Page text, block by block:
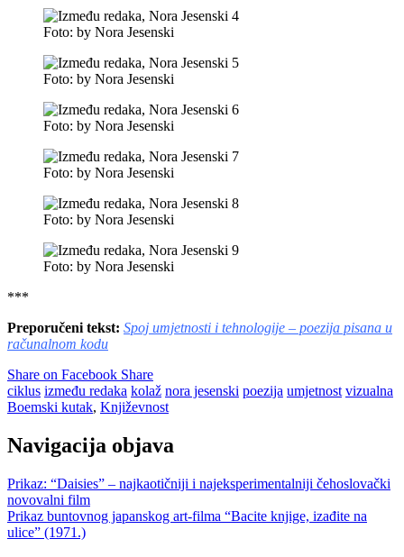
Foto: by Nora Jesenski
Foto: by Nora Jesenski
Foto: by Nora Jesenski
Foto: by Nora Jesenski
Foto: by Nora Jesenski
Foto: by Nora Jesenski
***
Preporučeni tekst: Spoj umjetnosti i tehnologije – poezija pisana u
računalnom kodu
Share on Facebook Share
ciklus između redaka kolaž nora jesenski poezija umjetnost vizualna
Boemski kutak, Književnost
Navigacija objava
Prikaz: “Daisies” – najkaotičniji i najeksperimentalniji čehoslovački
novovalni film
Prikaz buntovnog japanskog art-filma “Bacite knjige, izađite na
ulice” (1971.)